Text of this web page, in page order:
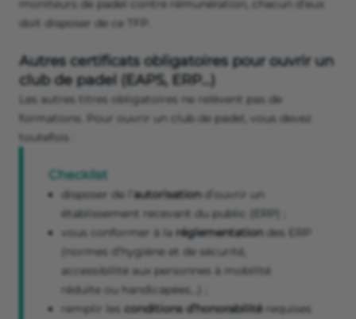
moniteurs de padel contre rémunération, chacun d’eux
doit disposer de ce TFP.
Autres certificats obligatoires pour ouvrir un
club de padel (EAPS, ERP…)
Les autres titres obligatoires ne relèvent pas de
formations. Pour ouvrir un club de padel, vous devez
toutefois :
Checklist
disposer de l’ autorisationd’ouvrir un
établissement recevant du public (ERP) ;
vous conformer à la réglementationdes ERP
(normes d’hygiène et de sécurité,
accessibilité aux personnes à mobilité
réduite ou handicapées…) ;
remplir les conditions d’honorabilité requises